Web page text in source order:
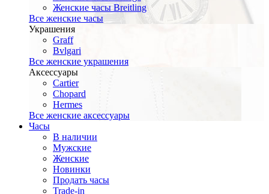
Женские часы Breitling
Все женские часы
Украшения
Graff
Bvlgari
Все женские украшения
Аксессуары
Cartier
Chopard
Hermes
Все женские аксессуары
Часы
В наличии
Мужские
Женские
Новинки
Продать часы
Trade-in